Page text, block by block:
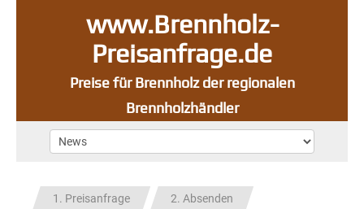
www.Brennholz-
Preisanfrage.de
Preise für Brennholz der regionalen
Brennholzhändler
1. Preisanfrage 2. Absenden